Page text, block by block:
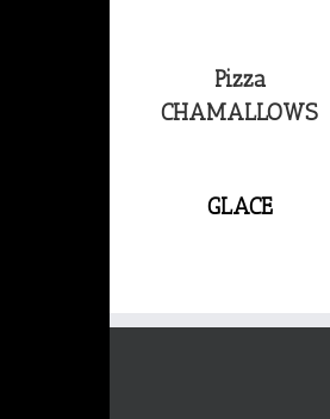
Pizza
CHAMALLOWS
GLACE